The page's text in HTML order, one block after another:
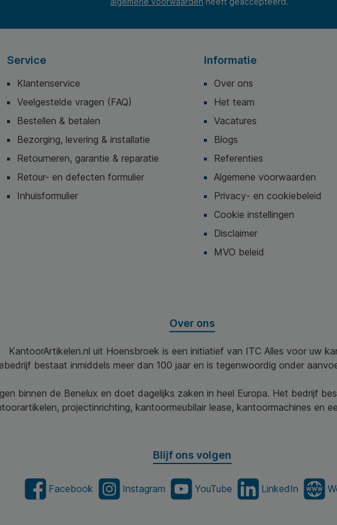
Service
Klantenservice
Veelgestelde vragen (FAQ)
Bestellen & betalen
Bezorging, levering & installatie
Retourneren, garantie & reparatie
Retour- en defecten formulier
Inhuisformulier
Informatie
Over ons
Het team
Vacatures
Blogs
Referenties
Algemene voorwaarden
Privacy- en cookiebeleid
Cookie instellingen
Disclaimer
MVO beleid
Over ons
KantoorArtikelen.nl uit Hoensbroek is een initiatief van ITC Alles voor uw
bestaat inmiddels meer dan 100 jaar en is tegenwoordig onder
binnen de Benelux en doet dagelijks zaken in heel Europa. Het bedrijf
projectinrichting, kantoormeubilair lease, kantoormachines en
Blijf ons volgen
Facebook Instagram YouTube LinkedIn